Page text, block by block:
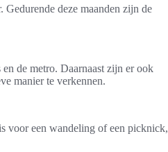
deze maanden zijn de
de metro. Daarnaast zijn er ook
manier te verkennen.
voor een wandeling of een picknick,